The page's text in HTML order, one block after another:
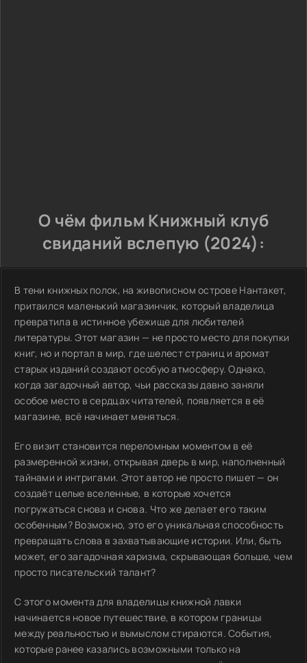
О чём фильм Книжный клуб
свиданий вслепую (2024):
В тени книжных полок, на живописном острове Нантакет,
притаился маленький магазинчик, который владелица
превратила в истинное убежище для любителей
литературы. Этот магазин — не просто место для покупки
книг, но и портал в мир, где шелест страниц и аромат
старых изданий создают особую атмосферу. Однако,
когда загадочный автор, чьи рассказы давно заняли
особое место в сердцах читателей, появляется в её
магазине, всё начинает меняться.
Его визит становится переломным моментом в её
размеренной жизни, открывая дверь в мир, наполненный
тайнами и интригами. Этот автор не просто пишет — он
создаёт целые вселенные, в которые хочется
погружаться снова и снова. Что же делает его таким
особенным? Возможно, это его уникальная способность
превращать слова в захватывающие истории. Или, быть
может, его загадочная харизма, скрывающая больше, чем
просто писательский талант?
С этого момента для владелицы книжной лавки
начинается новое путешествие, в котором границы
между реальностью и вымыслом стираются. События,
которые ранее казались возможными только на